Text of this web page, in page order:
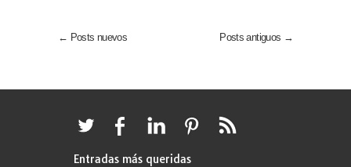
← Posts nuevos Posts antiguos →
Entradas más queridas